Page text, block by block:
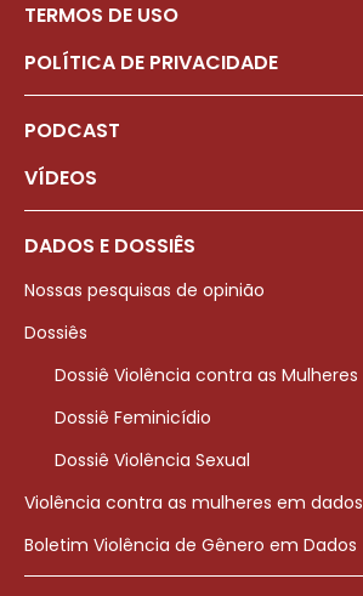
TERMOS DE USO
POLÍTICA DE PRIVACIDADE
PODCAST
VÍDEOS
DADOS E DOSSIÊS
Nossas pesquisas de opinião
Dossiês
Dossiê Violência contra as Mulheres
Dossiê Feminicídio
Dossiê Violência Sexual
Violência contra as mulheres em dados
Boletim Violência de Gênero em Dados